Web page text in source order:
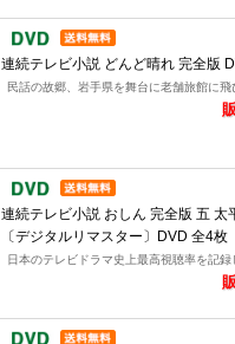
連続テレビ小説 どんど晴れ 完全版
民話の故郷、岩手県を舞台に老舗旅館に飛
連続テレビ小説 おしん 完全版 五 太
〔デジタルリマスター〕DVD 全4枚
日本のテレビドラマ史上最高視聴率を記録